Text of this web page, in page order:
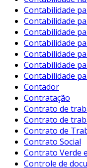
Contabilidade
Contabilidade
Contabilidade
Contabilidade
Contabilidade
Contabilidade
Contabilidade
Contador
Contratação
Contrato de
Contrato de
Contrato de
Contrato Social
Contrato Verde
Controle de